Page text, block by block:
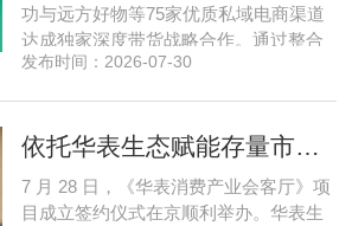
功与远方好物等75家优质私域电商渠道
达成独家深度带货战略合作。通过整合
全网顶尖私域资源，项目搭建起全国性
矩阵，核心竞争力与行业影响力实现跨
实体经济长效发展注入全新动能
发布时间：2026-07-30
依托华表生态赋能存量市场《华表消费产业会客厅》项目签约落地
7 月 28 日，《华表消费产业会客厅》项
目成立签约仪式在京顺利举办。华表生